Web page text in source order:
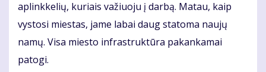
aplinkkelių, kuriais važiuoju į darbą. Matau, kaip
vystosi miestas, jame labai daug statoma naujų
namų. Visa miesto infrastruktūra pakankamai
patogi.